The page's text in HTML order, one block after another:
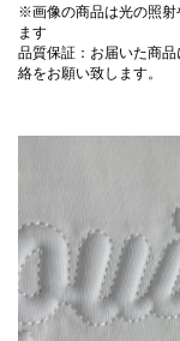
※画像の商品は光の照射
ます
品質保証：お届いた商
絡をお願い致します。